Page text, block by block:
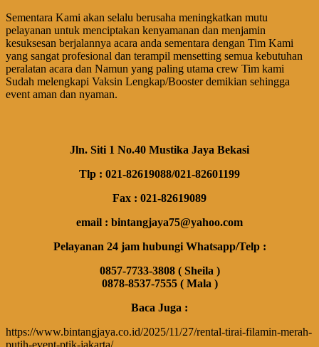
Sementara Kami akan selalu berusaha meningkatkan mutu
pelayanan untuk menciptakan kenyamanan dan menjamin
kesuksesan berjalannya acara anda sementara dengan Tim Kami
yang sangat profesional dan terampil mensetting semua kebutuhan
peralatan acara dan Namun yang paling utama crew Tim kami
Sudah melengkapi Vaksin Lengkap/Booster demikian sehingga
event aman dan nyaman.
Jln. Siti 1 No.40 Mustika Jaya Bekasi
Tlp : 021-82619088/021-82601199
Fax : 021-82619089
email : bintangjaya75@yahoo.com
Pelayanan 24 jam hubungi Whatsapp/Telp :
0857-7733-3808 ( Sheila )
0878-8537-7555 ( Mala )
Baca Juga :
https://www.bintangjaya.co.id/2025/11/27/rental-tirai-filamin-merah-